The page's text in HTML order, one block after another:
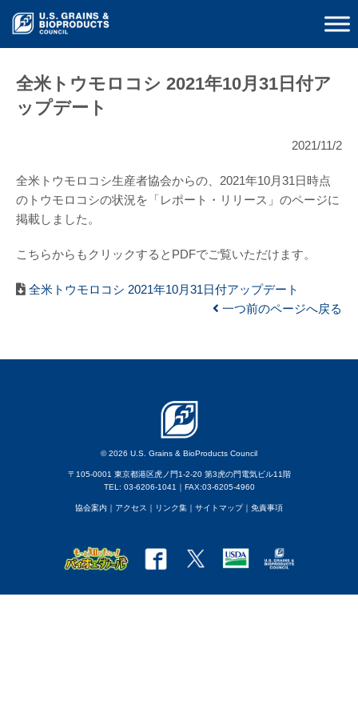
全米トウモロコシ 2021年10月31日付ア
ップデート
2021/11/2
全米トウモロコシ生産者協会からの、2021年10月31日時点
のトウモロコシの状況を「レポート・リリース」のページに
掲載しました。
こちらからもクリックするとPDFでご覧いただけます。
全米トウモロコシ 2021年10月31日付アップデート
一つ前のページへ戻る
© 2026 U.S. Grains & BioProducts Council
〒105-0001 東京都港区虎ノ門1-2-20 第3虎の門電気ビル11階
TEL: 03-6206-1041｜FAX:03-6205-4960
協会案内 ｜アクセス ｜ リンク集 ｜ サイトマップ｜ 免責事項